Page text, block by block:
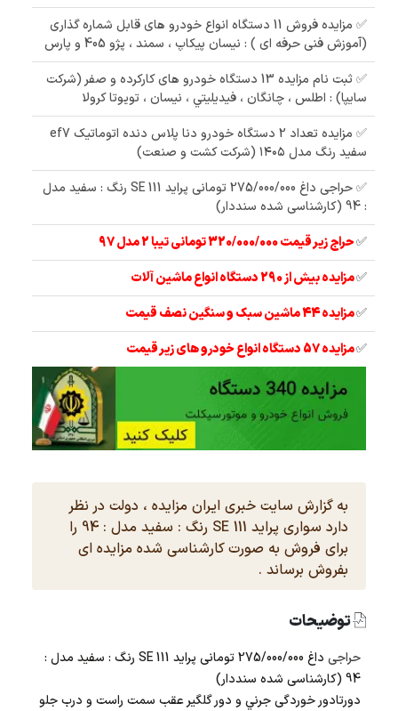
✅ مزایده فروش 11 دستگاه انواع خودرو های قابل شماره گذاری
(آموزش فنی حرفه ای ) : نیسان پیکاپ ، سمند ، پژو 405 و پارس
✅ ثبت نام مزایده 13 دستگاه خودرو های کارکرده و صفر (شرکت
سایپا) : اطلس ، چانگان ، فيديليتي ، نیسان ، تویوتا کرولا
✅ مزایده تعداد 2 دستگاه خودرو دنا پلاس دنده اتوماتیک ef7
سفید رنگ مدل ۱۴۰۵ (شرکت کشت و صنعت)
✅ حراجی داغ 275/000/000 تومانی پراید 111 SE رنگ : سفید مدل
: 94 (کارشناسی شده سنددار)
✅حراج زیر قیمت 320/000/000 تومانی تیبا 2 مدل 97
✅مزایده بیش از 290 دستگاه انواع ماشین آلات
✅مزایده 44 ماشین سبک و سنگین نصف قیمت
✅مزایده 57 دستگاه انواع خودرو های زیر قیمت
به گزارش سایت خبری ایران مزایده ، دولت در نظر
دارد سواری پراید 111 SE رنگ : سفید مدل : 94 را
برای فروش به صورت کارشناسی شده مزایده ای
بفروش برساند .
توضیحات
حراجی
داغ 275/000/000 تومانی پراید 111 SE رنگ : سفید مدل :
94 (کارشناسی شده سنددار)
دورتادور خوردگی جرني و دور گلگیر عقب سمت راست و درب جلو